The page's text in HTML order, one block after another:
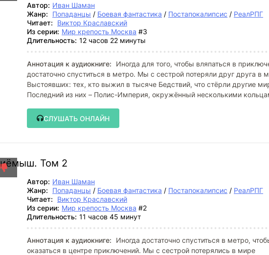
Автор: Иван Шаман
Жанр:
Попаданцы / Боевая фантастика / Постапокалипсис / РеалРПГ
Читает:
Виктор Краславский
Из серии: Мир крепость Москва #3
Длительность: 12 часов 22 минуты
Аннотация к аудиокниге:
Иногда для того, чтобы вляпаться в
достаточно спуститься в метро. Мы с сестрой потеряли друг друга в
Выстоявших: тех, кто выжил в тысяче Бедствий, что стёрли другие
Последний из них – Полис-Империя, окружённый несколькими
СЛУШАТЬ ОНЛАЙН
Том 2
Автор: Иван Шаман
Жанр:
Попаданцы / Боевая фантастика / Постапокалипсис / РеалРПГ
Читает:
Виктор Краславский
Из серии: Мир крепость Москва #2
Длительность: 11 часов 45 минут
Аннотация к аудиокниге:
Иногда достаточно спуститься в метро,
оказаться в центре приключений. Мы с сестрой потерялись в мире